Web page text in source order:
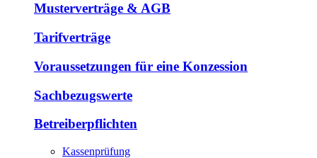
Musterverträge & AGB
Tarifverträge
Voraussetzungen für eine Konzession
Sachbezugswerte
Betreiberpflichten
Kassenprüfung